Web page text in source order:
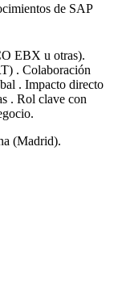
de SAP
EBX u otras).
. Colaboración
. Impacto directo
. Rol clave con
(Madrid).